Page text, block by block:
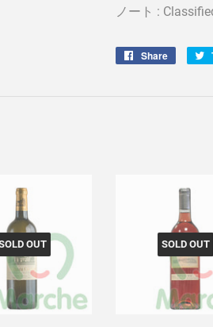
ノート :
Share
Share
OUT SOLD OUT